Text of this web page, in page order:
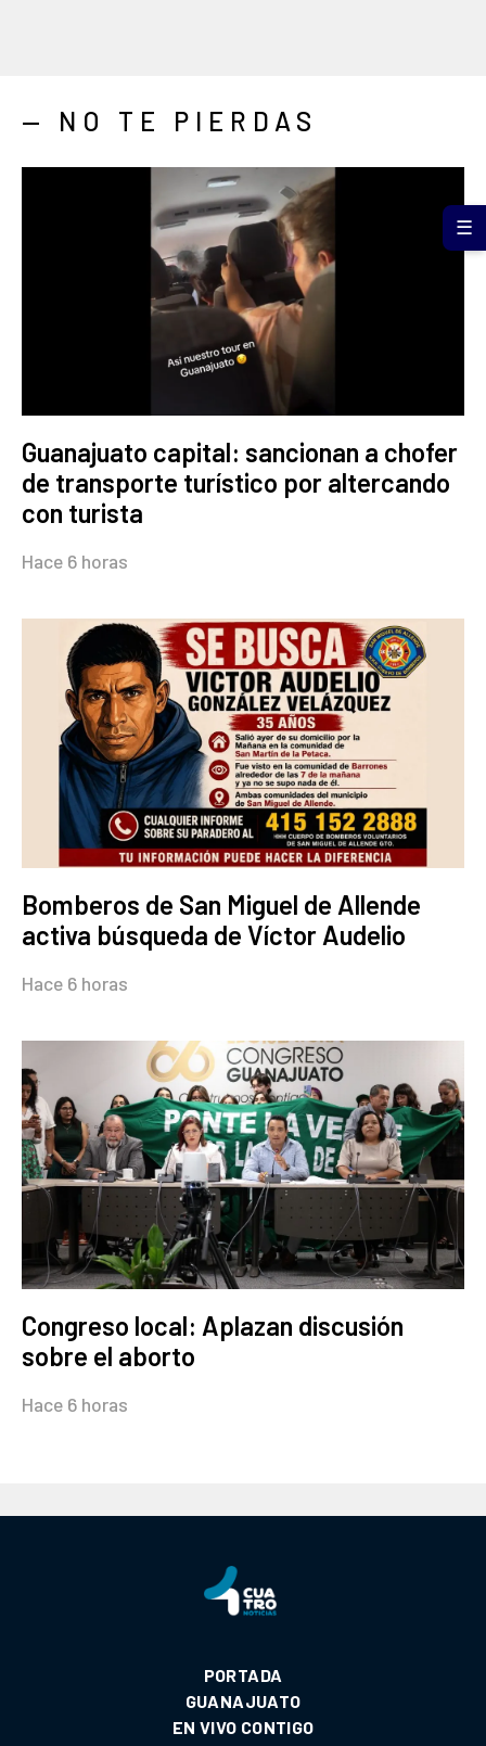
— NO TE PIERDAS
Guanajuato capital: sancionan a chofer
de transporte turístico por altercando
con turista
Hace 6 horas
Bomberos de San Miguel de Allende
activa búsqueda de Víctor Audelio
Hace 6 horas
Congreso local: Aplazan discusión
sobre el aborto
Hace 6 horas
PORTADA
GUANAJUATO
EN VIVO CONTIGO
☰